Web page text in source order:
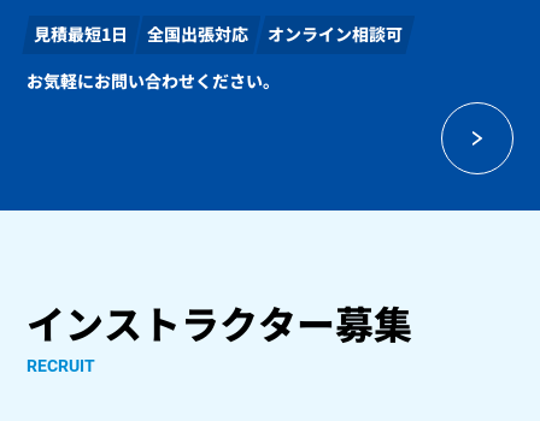
見積最短1日 全国出張対応
オンライン相談可
お気軽にお問い合わせください。
インストラクター募集
RECRUIT